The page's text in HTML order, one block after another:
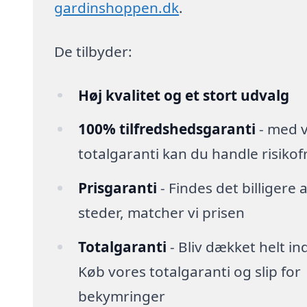
gardinshoppen.dk.
De tilbyder:
Høj kvalitet og et stort udvalg
100% tilfredshedsgaranti - med
totalgaranti kan du handle
Prisgaranti - Findes det billigere
steder, matcher vi prisen
Totalgaranti - Bliv dækket helt
Køb vores totalgaranti og slip for
bekymringer